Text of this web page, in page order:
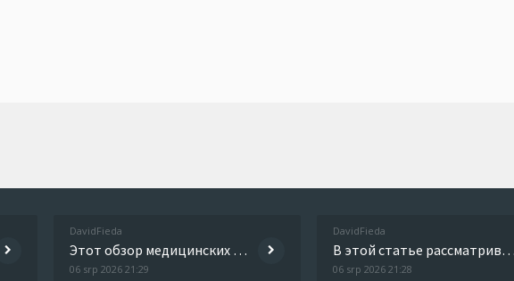
DavidFieda
Этот обзор медицинских исследований собрал самое важное из последних публикаций в области медицины. Мы проанализировали
06 srp 2026 21:29
DavidFieda
В этой статье рассматриваются способы преодоления зависимости и успешные истории людей, которые справились с этой пробле
06 srp 2026 21:28